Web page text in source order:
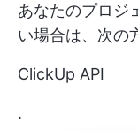
あなたのプロジ
い場合は、次の
ClickUp API
.